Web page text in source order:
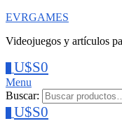
EVRGAMES
Videojuegos y artículos
U$S0
Menu
Buscar:
U$S0